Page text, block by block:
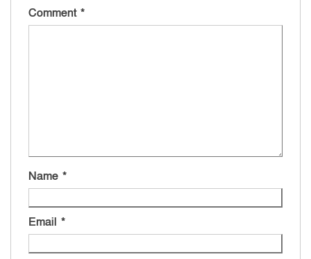
Comment *
Name *
Email *